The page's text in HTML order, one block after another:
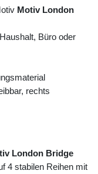
Motiv London
Büro oder
rechts
London Bridge
4 stabilen Reihen mit